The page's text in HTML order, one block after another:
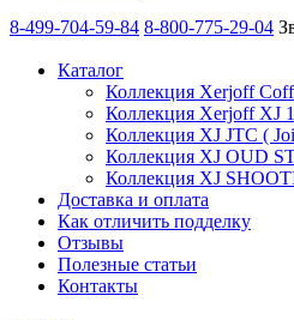
8-499-704-59-84 8-800-775-29-04
Каталог
Коллекция Xerjoff
Коллекция Xerjoff XJ
Коллекция XJ JTC (
Коллекция XJ OUD
Коллекция XJ
Доставка и оплата
Как отличить подделку
Отзывы
Полезные статьи
Контакты